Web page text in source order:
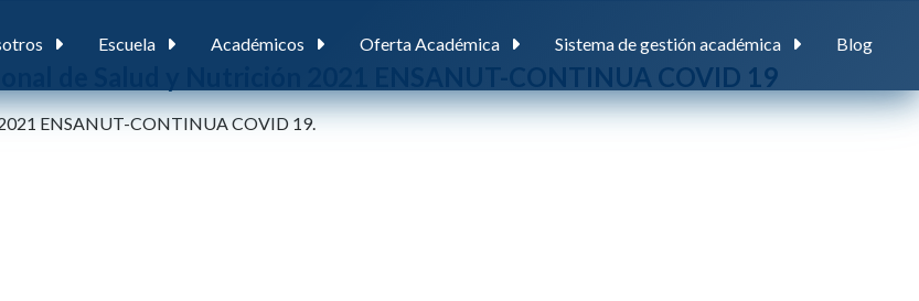
Escuela Académicos Oferta Académica Sistema de gestión académica Blog
de Salud y Nutrición 2021 ENSANUT-CONTINUA COVID 19
2021 ENSANUT-CONTINUA COVID 19.